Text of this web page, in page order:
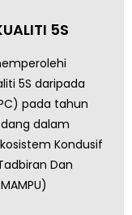
5S
5S daripada
pada tahun
dalam
Kondusif
Dan